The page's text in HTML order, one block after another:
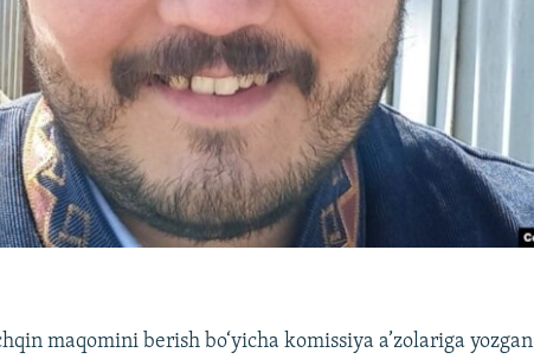
maqomini berish bo‘yicha komissiya a’zolariga yozgan